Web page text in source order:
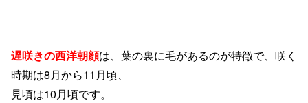
遅咲きの西洋朝顔は、 葉の裏に毛があるのが特徴で、 咲く
時期は8月から11 月頃、
見頃は10月頃です。